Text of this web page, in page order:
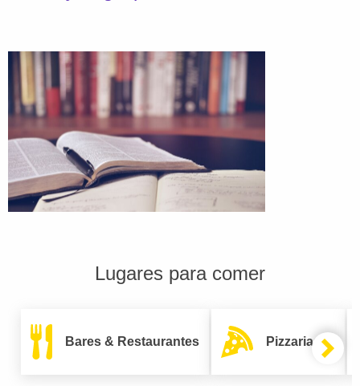
Lugares para comer
Bares & Restaurantes Pizzarias